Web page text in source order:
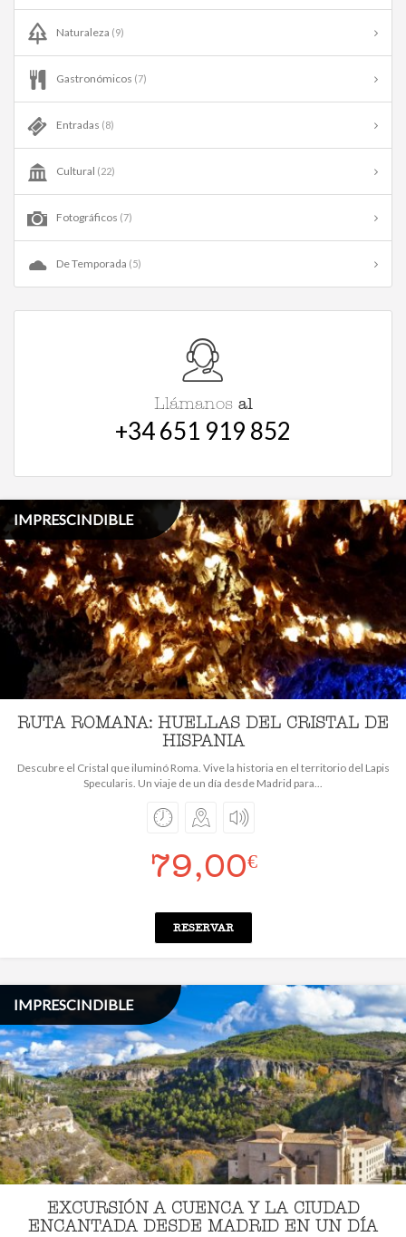
Naturaleza (9)
Gastronómicos (7)
Entradas (8)
Cultural (22)
Fotográficos (7)
De Temporada (5)
Llámanos al
+34 651 919 852
IMPRESCINDIBLE
RUTA ROMANA: HUELLAS DEL CRISTAL DE
HISPANIA
Descubre el Cristal que iluminó Roma. Vive la historia en el territorio del Lapis
Specularis. Un viaje de un día desde Madrid para...
79,00€
RESERVAR
IMPRESCINDIBLE
EXCURSIÓN A CUENCA Y LA CIUDAD
ENCANTADA DESDE MADRID EN UN DÍA